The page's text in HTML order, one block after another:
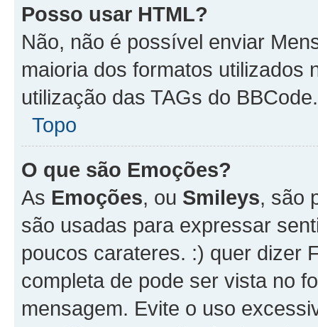
Posso usar HTML?
Não, não é possível enviar
maioria dos formatos utilizados
utilização das TAGs do BBCode.
Topo
O que são Emoções?
As Emoções, ou Smileys, são
são usadas para expressar
poucos carateres. :) quer dizer
completa de pode ser vista no
mensagem. Evite o uso